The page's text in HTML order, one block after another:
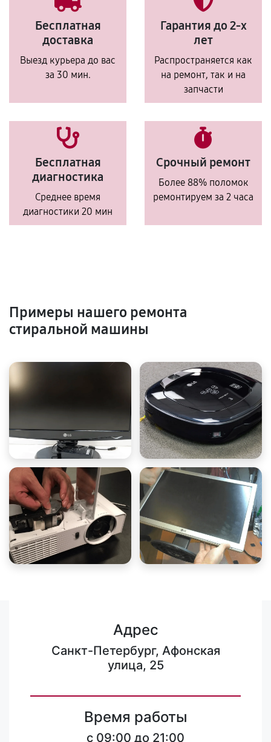
Бесплатная
доставка
Выезд курьера до вас
за 30 мин.
Гарантия до 2-х
лет
Распространяется как
на ремонт, так и на
запчасти
Бесплатная
диагностика
Среднее время
диагностики 20 мин
Срочный ремонт
Более 88% поломок
ремонтируем за 2 часа
Примеры нашего ремонта
стиральной машины
Адрес
Санкт-Петербург, Афонская
улица, 25
Время работы
c 09:00 до 21:00